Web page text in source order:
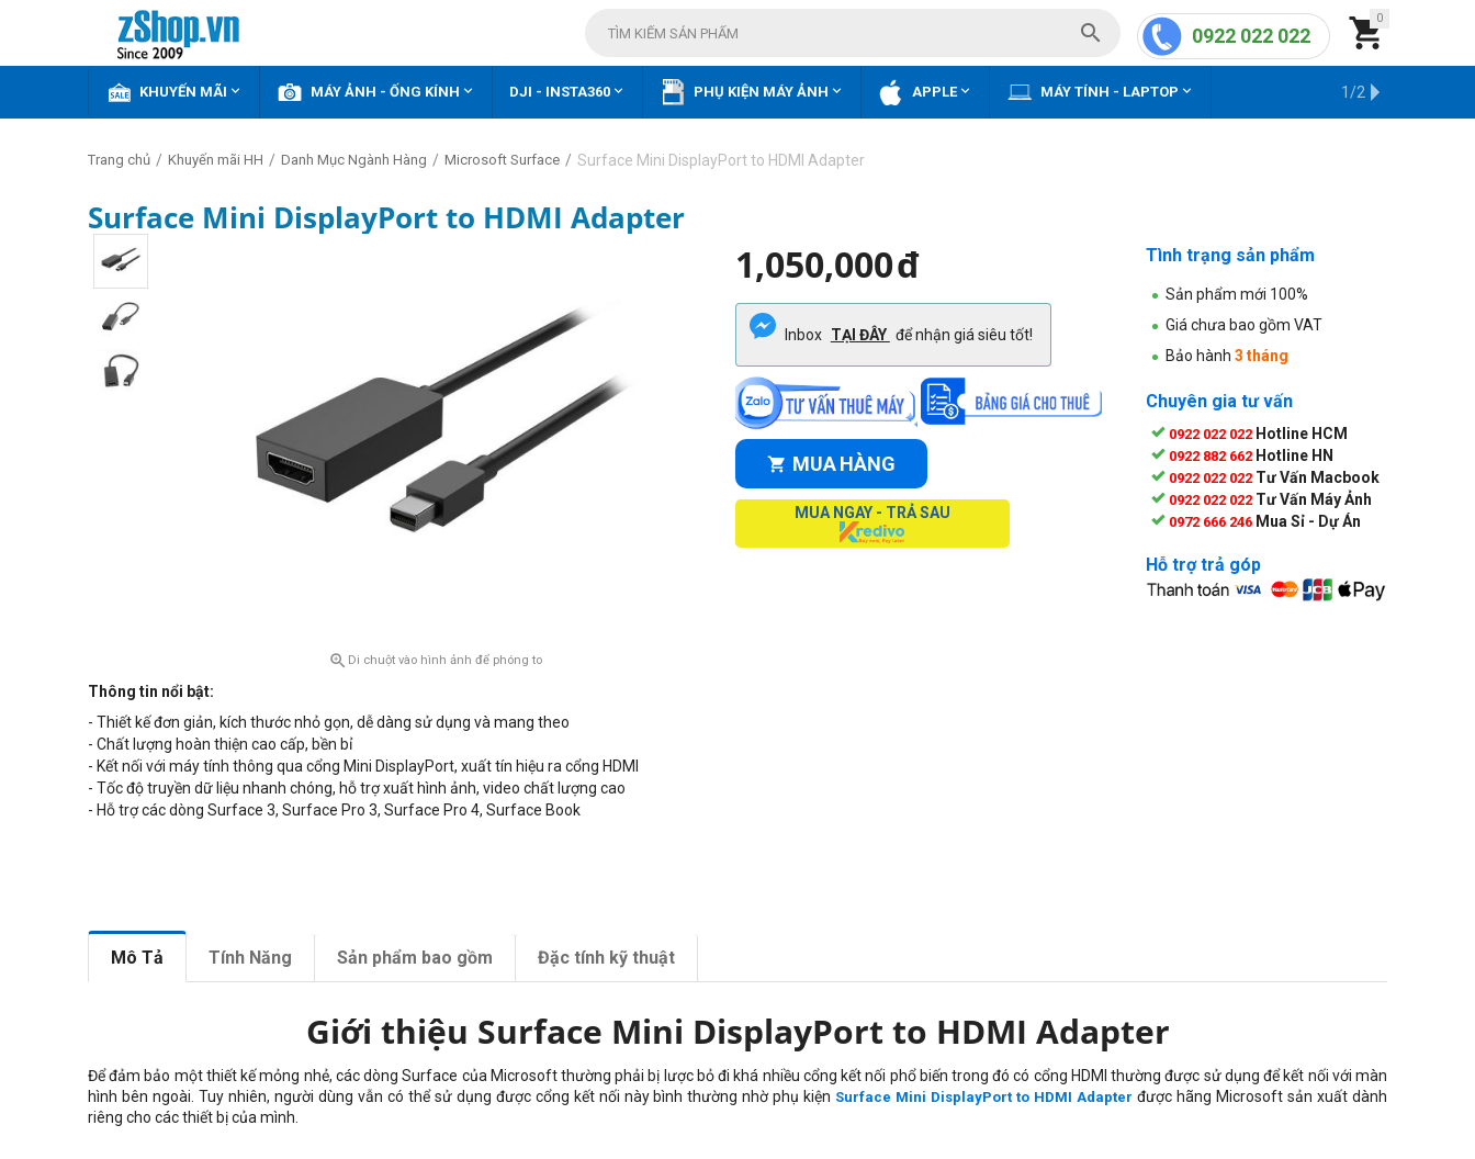
0

0922 022 022

KHUYẾN MÃI  MÁY ẢNH - ỐNG KÍNH  DJI - INSTA360  PHỤ KIỆN MÁY ẢNH  APPLE MÁY TÍNH - LAPTOP  KHO HÀNG CŨ
1/2
Trang chủ / Khuyến mãi HH / Danh Mục Ngành Hàng / Microsoft Surface / Surface Mini DisplayPort to HDMI Adapter
Surface Mini DisplayPort to HDMI Adapter
 Di chuột vào hình ảnh để phóng to
Thông tin nổi bật:
- Thiết kế đơn giản, kích thước nhỏ gọn, dễ dàng sử dụng và mang theo
- Chất lượng hoàn thiện cao cấp, bền bỉ
- Kết nối với máy tính thông qua cổng Mini DisplayPort, xuất tín hiệu ra cổng HDMI
- Tốc độ truyền dữ liệu nhanh chóng, hỗ trợ xuất hình ảnh, video chất lượng cao
- Hỗ trợ các dòng Surface 3, Surface Pro 3, Surface Pro 4, Surface Book
1,050,000đ
Inbox TẠI ĐÂY để nhận giá siêu tốt!
MUA HÀNG
MUA NGAY - TRẢ SAU
Tình trạng sản phẩm
Sản phẩm mới 100%
Giá chưa bao gồm VAT
Bảo hành 3 tháng
Chuyên gia tư vấn
0922 022 022 Hotline HCM
0922 882 662 Hotline HN
0922 022 022 Tư Vấn Macbook
0922 022 022 Tư Vấn Máy Ảnh
0972 666 246 Mua Sỉ - Dự Án
Hỗ trợ trả góp
Mô Tả Tính Năng Sản phẩm bao gồm Đặc tính kỹ thuật
Giới thiệu Surface Mini DisplayPort to HDMI Adapter
Để đảm bảo một thiết kế mỏng nhẻ, các dòng Surface của Microsoft thường phải bị lược bỏ đi khá nhiều cổng kết nối phổ biến trong đó có cổng HDMI thường được sử dụng để kết nối với màn
hình bên ngoài. Tuy nhiên, người dùng vẫn có thể sử dụng được cổng kết nối này bình thường nhờ phụ kiện Surface Mini DisplayPort to HDMI Adapterđược hãng Microsoft sản xuất dành
riêng cho các thiết bị của mình.